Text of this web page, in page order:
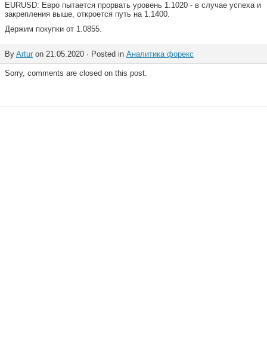
EURUSD: Евро пытается прорвать уровень 1.1020 - в случае успеха и
закрепления выше, откроется путь на 1.1400.
Держим покупки от 1.0855.
By Artur on 21.05.2020 · Posted in Аналитика форекс
Sorry, comments are closed on this post.